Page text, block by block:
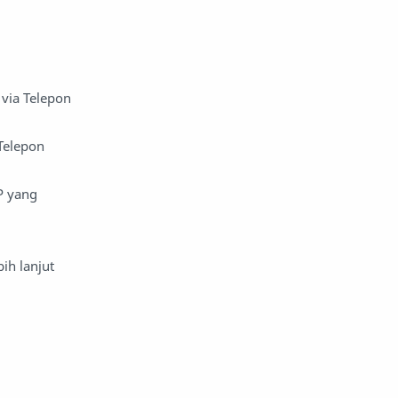
Telepon
yang
lanjut